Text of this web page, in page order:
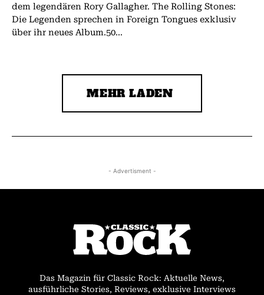
dem legendären Rory Gallagher. The Rolling Stones:
Die Legenden sprechen in Foreign Tongues exklusiv
über ihr neues Album.50...
MEHR LADEN
- Advertisment -
Das Magazin für Classic Rock: Aktuelle News,
ausführliche Stories, Reviews, exklusive Interviews